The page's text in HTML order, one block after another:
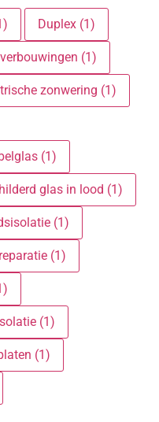
Duplex (1)
(1)
zonwering (1)
(1)
glas in lood (1)
(1)
(1)
(1)
(1)